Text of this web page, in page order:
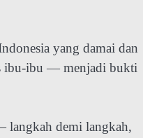
yang damai dan
ibu-ibu — menjadi bukti
langkah demi langkah,